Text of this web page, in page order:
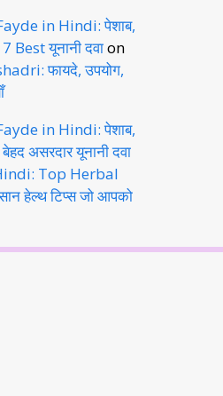
in Hindi: पेशाब,
Best यूनानी दवाon
फायदे, उपयोग,
in Hindi: पेशाब,
असरदार यूनानी दवा
Top Herbal
हेल्थ टिप्स जो आपको